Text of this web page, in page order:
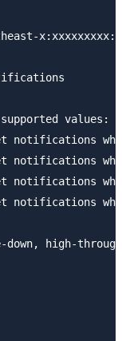
values:
high-